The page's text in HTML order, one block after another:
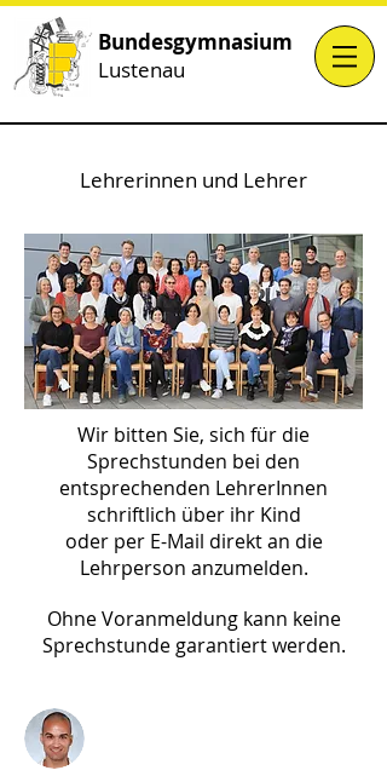
Bundesgymnasium
Lustenau
Lehrerinnen und Lehrer
Wir bitten Sie, sich für die
Sprechstunden bei den
entsprechenden LehrerInnen
schriftlich über ihr Kind
oder per E-Mail direkt an die
Lehrperson anzumelden.
Ohne Voranmeldung kann keine
Sprechstunde garantiert werden.